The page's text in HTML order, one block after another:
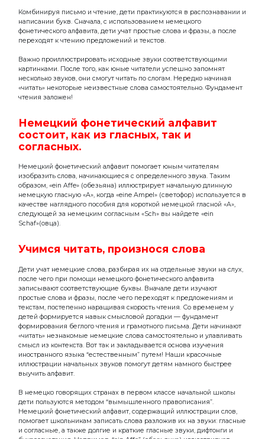
Комбинируя письмо и чтение, дети практикуются в распознавании и
написании букв. Сначала, с использованием немецкого
фонетического алфавита, дети учат простые слова и фразы, а после
переходят к чтению предложений и текстов.
Важно проиллюстрировать исходные звуки соответствующими
картинками. После того, как юные читатели успешно запомнят
несколько звуков, они смогут читать по слогам. Нередко начиная
«читать» некоторые неизвестные слова самостоятельно. Фундамент
чтения заложен!
Немецкий фонетический алфавит
состоит, как из гласных, так и
согласных.
Немецкий фонетический алфавит помогает юным читателям
изобразить слова, начинающиеся с определенного звука. Таким
образом, «ein Affe» (обезьяна) иллюстрирует начальную длинную
немецкую гласную «A», когда «eine Ampel» (светофор) используется в
качестве наглядного пособия для короткой немецкой гласной «A»,
следующей за немецким согласным «Sch» вы найдете «ein
Schaf»(овца).
Учимся читать, произнося слова
Дети учат немецкие слова, разбирая их на отдельные звуки на слух,
после чего при помощи немецкого фонетического алфавита
записывают соответствующие буквы. Вначале дети изучают
простые слова и фразы, после чего переходят к предложениям и
текстам, постепенно наращивая скорость чтения. Со временем у
детей формируется навык смысловой догадки — фундамент
формирования беглого чтения и грамотного письма. Дети начинают
«читать» незнакомые немецкие слова самостоятельно и улавливать
смысл из контекста. Вот так и закладывается основа изучения
иностранного языка “естественным” путем! Наши красочные
иллюстрации начальных звуков помогут детям намного быстрее
выучить алфавит.
В немецко говорящих странах в первом классе начальной школы
дети пользуются методом “вымышленного правописания”.
Немецкий фонетический алфавит, содержащий иллюстрации слов,
помогает школьникам записать слова разложив их на звуки: гласные
и согласные, а также долгие и краткие гласные звуки, дифтонги и